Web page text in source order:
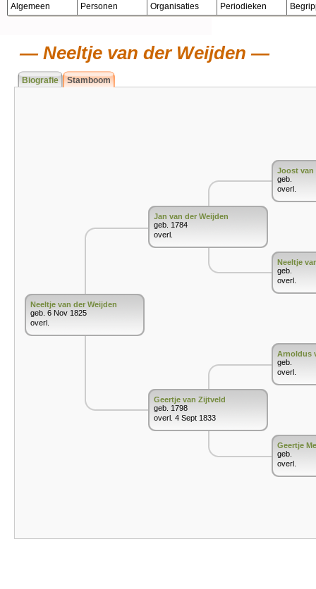
Algemeen Personen Organisaties Periodieken
Neeltje van der Weijden
Biografie Stamboom
Neeltje van der Weijden
geb. 6 Nov 1825
overl.
Jan van der Weijden
geb. 1784
overl.
Geertje van Zijtveld
geb. 1798
overl. 4 Sept 1833
Joost van
geb.
overl.
Neeltje
geb.
overl.
Arnoldus
geb.
overl.
Geertje
geb.
overl.